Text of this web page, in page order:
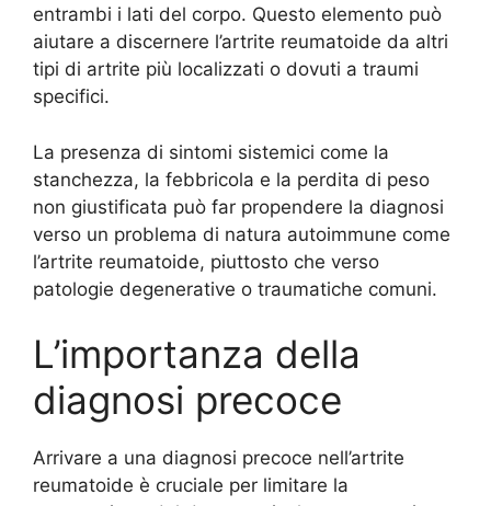
entrambi i lati del corpo. Questo elemento può
aiutare a discernere l’artrite reumatoide da altri
tipi di artrite più localizzati o dovuti a traumi
specifici.
La presenza di sintomi sistemici come la
stanchezza, la febbricola e la perdita di peso
non giustificata può far propendere la diagnosi
verso un problema di natura autoimmune come
l’artrite reumatoide, piuttosto che verso
patologie degenerative o traumatiche comuni.
L’importanza della
diagnosi precoce
Arrivare a una diagnosi precoce nell’artrite
reumatoide è cruciale per limitare la